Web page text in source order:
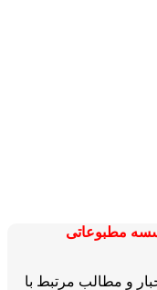
مطبوعاتی
و مطالب مرتبط با